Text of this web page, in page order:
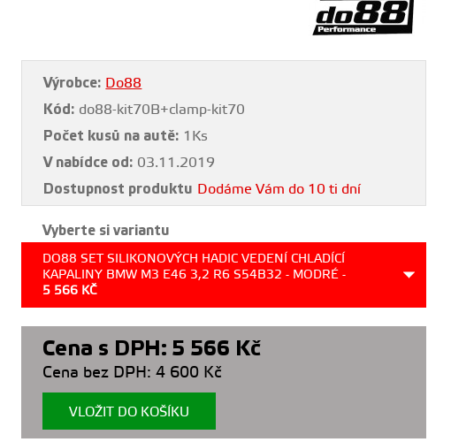
Výrobce: Do88
Kód: do88-kit70B+clamp-kit70
Počet kusů na autě: 1Ks
V nabídce od: 03.11.2019
Dostupnost produktu Dodáme Vám do 10 ti dní
Vyberte si variantu
DO88 SET SILIKONOVÝCH HADIC VEDENÍ CHLADÍCÍ
KAPALINY BMW M3 E46 3,2 R6 S54B32 - MODRÉ -
5 566 KČ
Cena s DPH: 5 566 Kč
Cena bez DPH: 4 600 Kč
VLOŽIT DO KOŠÍKU